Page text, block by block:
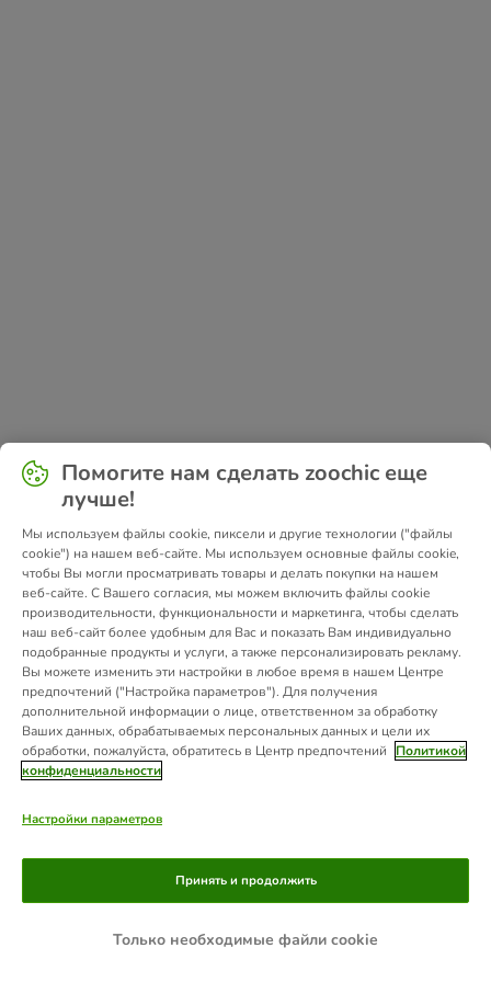
Application error: a
-side exception has occurred while
loading www.zoochic-eu.ru (see the
for more
Помогите нам сделать zoochic еще
лучше!
Мы используем файлы cookie, пиксели и другие технологии ("файлы
cookie") на нашем веб-сайте. Мы используем основные файлы cookie,
чтобы Вы могли просматривать товары и делать покупки на нашем
веб-сайте. С Вашего согласия, мы можем включить файлы cookie
производительности, функциональности и маркетинга, чтобы сделать
наш веб-сайт более удобным для Вас и показать Вам индивидуально
подобранные продукты и услуги, а также персонализировать рекламу.
Вы можете изменить эти настройки в любое время в нашем Центре
предпочтений ("Настройка параметров"). Для получения
дополнительной информации о лице, ответственном за обработку
Ваших данных, обрабатываемых персональных данных и цели их
обработки, пожалуйста, обратитесь в Центр предпочтений
Политикой
конфиденциальности
Настройки параметров
Только необходимые файли cookie
Принять и продолжить